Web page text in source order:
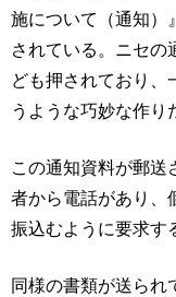
施について（通知）
されている。ニセの
ども押されており、
うような巧妙な作り
この通知資料が郵送
者から電話があり、
振込むように要求す
同様の書類が送られ